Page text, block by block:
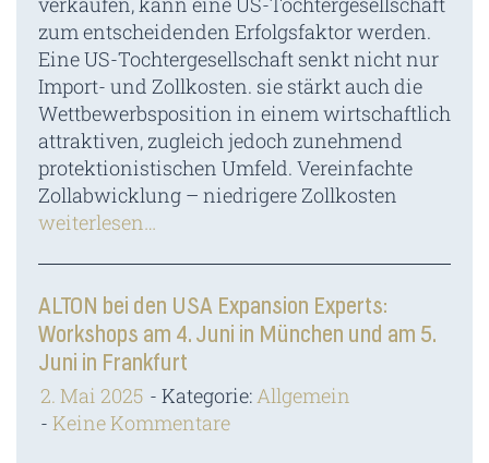
zum entscheidenden Erfolgsfaktor werden.
Eine US-Tochtergesellschaft senkt nicht nur
Import- und Zollkosten. sie stärkt auch die
Wettbewerbsposition in einem wirtschaftlich
attraktiven, zugleich jedoch zunehmend
protektionistischen Umfeld. Vereinfachte
Zollabwicklung – niedrigere Zollkosten
weiterlesen…
ALTON bei den USA Expansion Experts:
Workshops am 4. Juni in München und am 5.
Juni in Frankfurt
2. Mai 2025 Kategorie:Allgemein
Keine Kommentare